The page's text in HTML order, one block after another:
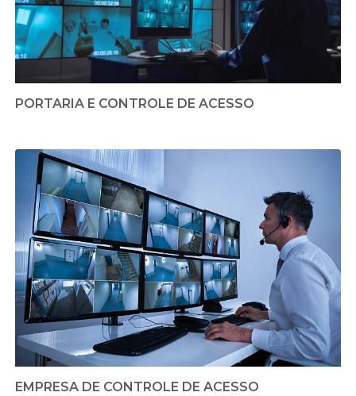
PORTARIA E CONTROLE DE ACESSO
EMPRESA DE CONTROLE DE ACESSO